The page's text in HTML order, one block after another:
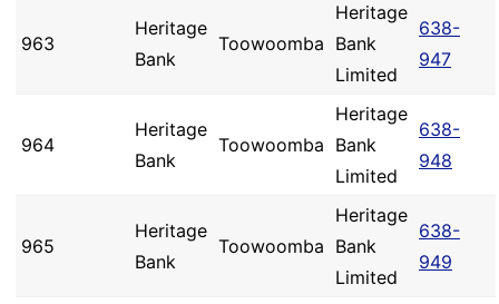
963
Heritage
Bank
Toowoomba
Heritage
Bank
Limited
638-
947
964
Heritage
Bank
Toowoomba
Heritage
Bank
Limited
638-
948
965
Heritage
Bank
Toowoomba
Heritage
Bank
Limited
638-
949